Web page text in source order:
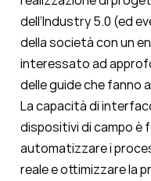
dell’Industry 5.0 (ed
della società con un
interessato ad
delle guide che fanno
La capacità di
dispositivi di campo è
automatizzare i
reale e ottimizzare la